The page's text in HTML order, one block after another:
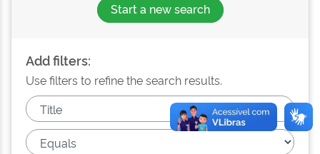
Start a new search
Add filters:
Use filters to refine the search results.